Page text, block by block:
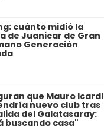
cuánto midió la
de Juanicar de Gran
Generación
que Mauro Icardi
nuevo club tras
del Galatasaray:
buscando casa"